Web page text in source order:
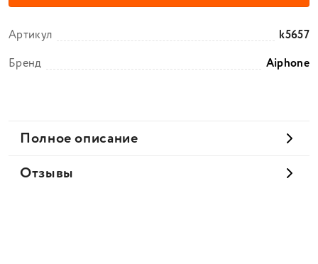
Артикул
k5657
Бренд
Aiphone
Полное описание
Отзывы